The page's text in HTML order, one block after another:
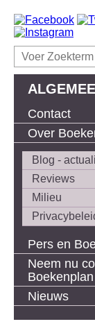
Contact
Over
Blog -
Reviews
Milieu
Pers en
Neem nu
Boekenplan
Nieuws